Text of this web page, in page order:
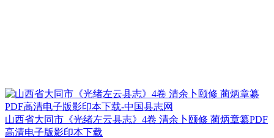
山西省大同市《光绪左云县志》4卷 清余卜颐修 蔺炳章纂PDF
高清电子版影印本下载